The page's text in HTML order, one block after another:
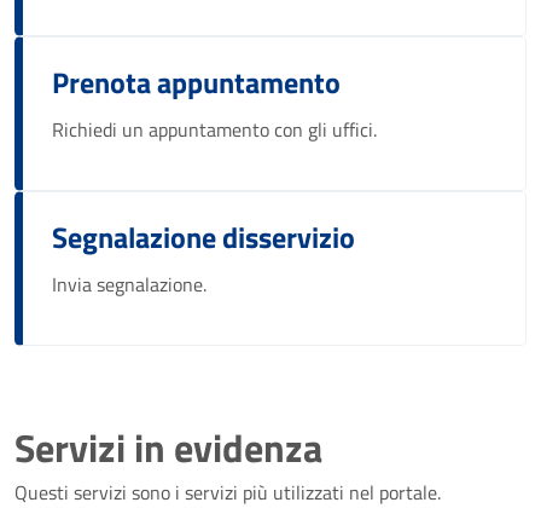
Prenota appuntamento
Richiedi un appuntamento con gli uffici.
Segnalazione disservizio
Invia segnalazione.
Servizi in evidenza
Questi servizi sono i servizi più utilizzati nel portale.